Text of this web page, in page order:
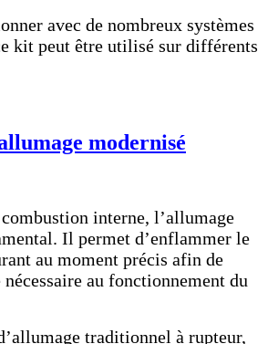
avec de nombreux systèmes
kit peut être utilisé sur différents
modernisé
interne, l’allumage
Il permet d’enflammer le
au moment précis afin de
au fonctionnement du
traditionnel à rupteur,